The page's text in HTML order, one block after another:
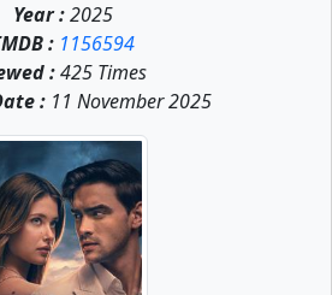
Year :2025
: 1156594
:425 Times
:11 November 2025